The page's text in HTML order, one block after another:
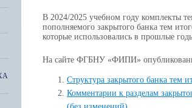
В 2024/2025 учебном году комплекты
пополняемого закрытого банка тем
которые использовались в прошлые
На сайте ФГБНУ «ФИПИ»
Структура закрытого банка тем
Комментарии к разделам